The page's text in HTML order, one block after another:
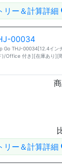
リー＆計算詳細
00034
Go THJ-00034[12.4イン
)/Office 付き][在庫あり][
リー＆計算詳細